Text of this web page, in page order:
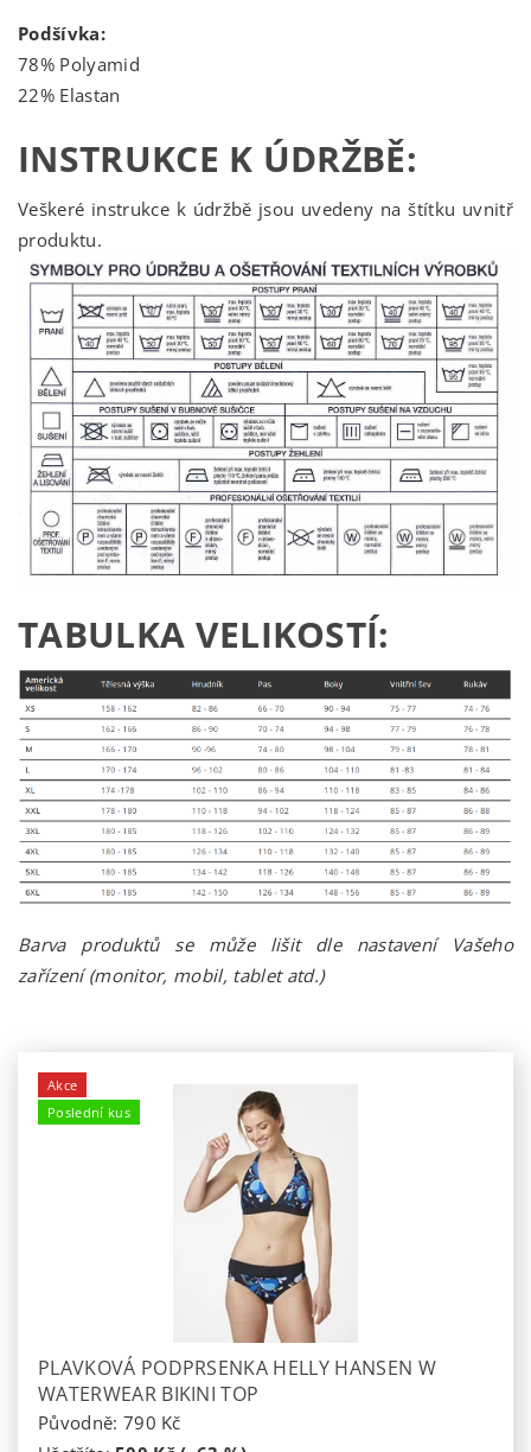
Podšívka:
78% Polyamid
22% Elastan
INSTRUKCE K ÚDRŽBĚ:
Veškeré instrukce k údržbě jsou uvedeny na štítku uvnitř
produktu.
TABULKA VELIKOSTÍ:
Barva produktů se může lišit dle nastavení Vašeho
zařízení (monitor, mobil, tablet atd.)
Akce
Poslední kus
PLAVKOVÁ PODPRSENKA HELLY HANSEN W
WATERWEAR BIKINI TOP
Původně: 790 Kč